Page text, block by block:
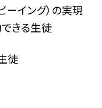
ーイング）の実現
きる生徒
徒